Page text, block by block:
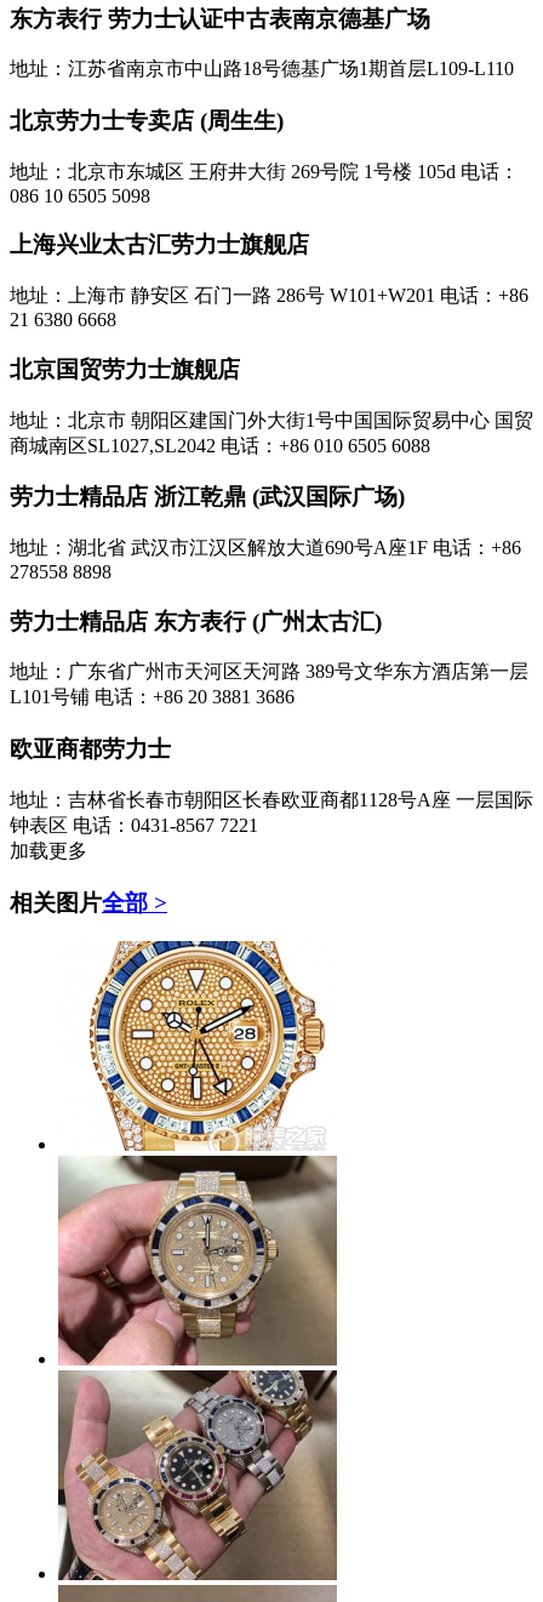
东方表行 劳力士认证中古表南京德基广场
地址：江苏省南京市中山路18号德基广场1期首层L109-L110
北京劳力士专卖店 (周生生)‬
地址：北京市东城区 王府井大街 269号院 1号楼 105d 电话：
086 10 6505 5098
上海兴业太古汇劳力士旗舰店
地址：上海市 静安区 石门一路 286号 W101+W201 电话：+86
21 6380 6668
北京国贸劳力士旗舰店
地址：北京市 朝阳区建国门外大街1号中国国际贸易中心 国贸
商城南区SL1027,SL2042 电话：+86 010 6505 6088
劳力士精品店 浙江乾鼎 (武汉国际广场)‬
地址：湖北省 武汉市江汉区解放大道690号A座1F 电话：+86
278558 8898
劳力士精品店 东方表行 (广州太古汇)
地址：广东省广州市天河区天河路 389号文华东方酒店第一层
L101号铺 电话：+86 20 3881 3686
欧亚商都劳力士
地址：吉林省长春市朝阳区长春欧亚商都1128号A座 一层国际
钟表区 电话：0431-8567 7221
加载更多
相关图片全部 >